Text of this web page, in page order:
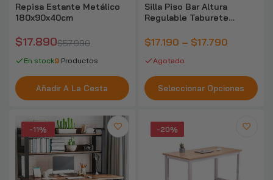
Escritorio Oficina Madera Espesor 15mm
120x60x75cm
Piso Vinilico Autoadhesivo 5m2 Caja 36
Piezas Antideslizante
Arena Sanitaria Aglutinante PetLuxe
Aromas 20kg
$12.990
Repisa Estante Metálico
180x90x40cm
$17.890$57.990
En stock9 Productos
Añadir A La Cesta
Silla Piso Bar Altura
Regulable Taburete
$17.190 – $17.790
Agotado
Seleccionar Opciones
-11% -20%